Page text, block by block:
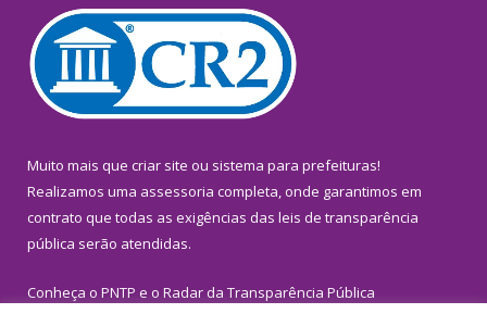
Muito mais que criar site ou sistema para prefeituras!
Realizamos uma assessoria completa, onde garantimos em
contrato que todas as exigências das leis de transparência
pública serão atendidas.
Conheça o PNTP e o Radar da Transparência Pública